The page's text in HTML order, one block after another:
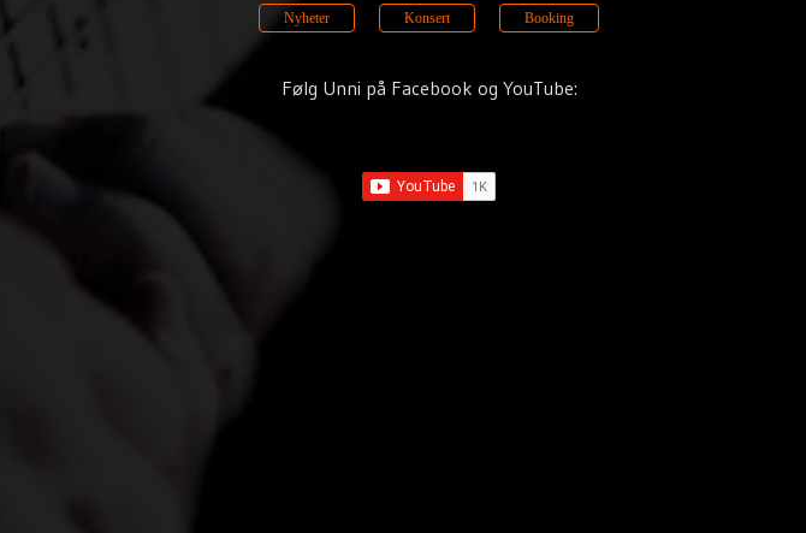
Nyheter Konsert Booking
Følg Unni på Facebook og YouTube: